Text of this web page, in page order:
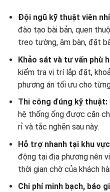
Đội ngũ kỹ thuật viên
đào tạo bài bản, quen
treo tường, âm bàn, đặt
Khảo sát và tư vấn phù
kiểm tra vị trí lắp đặt,
phương án tối ưu cho
Thi công đúng kỹ thuật:
hệ thống ống được căn
rỉ và tắc nghẽn sau này.
Hỗ trợ nhanh tại khu
động tại địa phương nên
thời gian chờ của khách
Chi phí minh bạch, báo